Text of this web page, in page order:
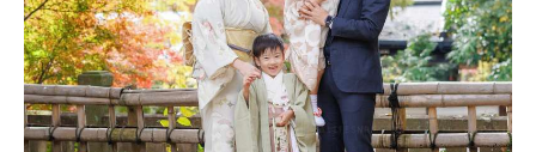
● 今なら送料無料＊1
● お支払いはクレジット決済にも対応＊2